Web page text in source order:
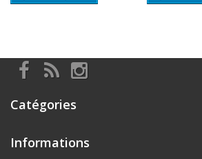
Catégories
Informations